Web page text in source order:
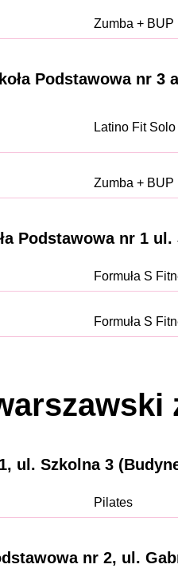
Zumba + BUP
Podstawowa nr 3
Latino Fit Solo
Zumba + BUP
Podstawowa nr 1
Formuła S
Formuła S
ul. Szkolna 3
Pilates
nr 2, ul.